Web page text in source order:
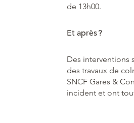
de 13h00.
Et après ?
Des interventions
des travaux de
SNCF Gares &
incident et ont